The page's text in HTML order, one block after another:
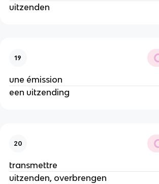
uitzenden
19
une émission
een uitzending
20
transmettre
uitzenden, overbrengen